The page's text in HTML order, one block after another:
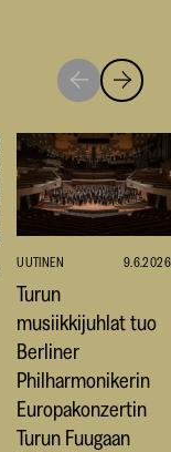
Siirry
seuraavaan
Siirry
UUTINEN 9.6.2026
Turun
musiikkijuhlat tuo
Berliner
Philharmonikerin
Europakonzertin
Turun Fuugaan